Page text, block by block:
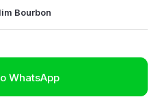
Bourbon
WhatsApp